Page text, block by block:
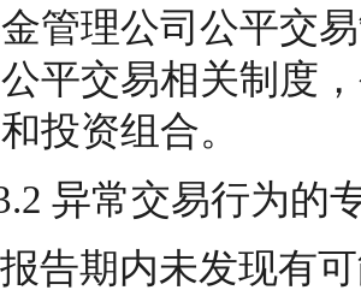
管理公司公平交
平交易相关制度
投资组合。
异常交易行为的